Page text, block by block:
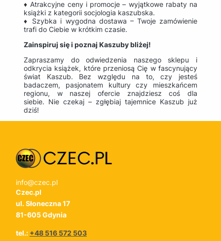
♦ Atrakcyjne ceny i promocje – wyjątkowe rabaty na
książki z kategorii socjologia kaszubska.
♦ Szybka i wygodna dostawa – Twoje zamówienie
trafi do Ciebie w krótkim czasie.
Zainspiruj się i poznaj Kaszuby bliżej!
Zapraszamy do odwiedzenia naszego sklepu i
odkrycia książek, które przeniosą Cię w fascynujący
świat Kaszub. Bez względu na to, czy jesteś
badaczem, pasjonatem kultury czy mieszkańcem
regionu, w naszej ofercie znajdziesz coś dla
siebie. Nie czekaj – zgłębiaj tajemnice Kaszub już
dziś!
info@czec.pl
Czec.pl
ul. Słoneczna 17
81-605 Gdynia
tel.: +48 516 572 503